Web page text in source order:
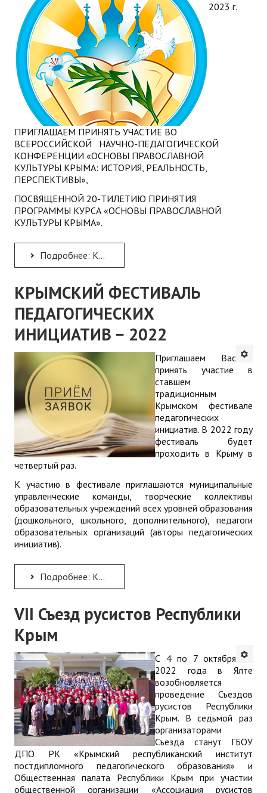
2023 г.
ПРИГЛАШАЕМ ПРИНЯТЬ УЧАСТИЕ ВО
ВСЕРОССИЙСКОЙ НАУЧНО-ПЕДАГОГИЧЕСКОЙ
КОНФЕРЕНЦИИ «ОСНОВЫ ПРАВОСЛАВНОЙ
КУЛЬТУРЫ КРЫМА: ИСТОРИЯ, РЕАЛЬНОСТЬ,
ПЕРСПЕКТИВЫ»,
ПОСВЯЩЕННОЙ 20-ТИЛЕТИЮ ПРИНЯТИЯ
ПРОГРАММЫ КУРСА «ОСНОВЫ ПРАВОСЛАВНОЙ
КУЛЬТУРЫ КРЫМА».
Подробнее: КОНФЕРЕНЦИЯ «ОСНОВЫ ПРАВОСЛАВНОЙ КУЛЬТУРЫ КРЫМА: ИСТОРИЯ, РЕАЛЬНОСТЬ, ПЕРСПЕКТИВЫ»
КРЫМСКИЙ ФЕСТИВАЛЬ
ПЕДАГОГИЧЕСКИХ
ИНИЦИАТИВ − 2022
Приглашаем Вас
принять участие в
ставшем
традиционным
Крымском фестивале
педагогических
инициатив. В 2022 году
фестиваль будет
проходить в Крыму в
четвертый раз.
К участию в фестивале приглашаются муниципальные
управленческие команды, творческие коллективы
образовательных учреждений всех уровней образования
(дошкольного, школьного, дополнительного), педагоги
образовательных организаций (авторы педагогических
инициатив).
Подробнее: КРЫМСКИЙ ФЕСТИВАЛЬ ПЕДАГОГИЧЕСКИХ ИНИЦИАТИВ − 2022
VII Съезд русистов Республики
Крым
С 4 по 7 октября
2022 года в Ялте
возобновляется
проведение Съездов
русистов Республики
Крым. В седьмой раз
организаторами
Съезда станут ГБОУ
ДПО РК «Крымский республиканский институт
постдипломного педагогического образования» и
Общественная палата Республики Крым при участии
общественной организации «Ассоциация русистов